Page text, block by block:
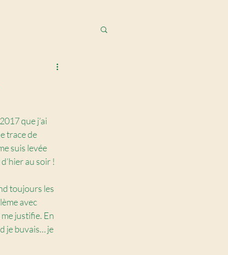
que j’ai
trace de
suis levée
au soir !
toujours les
avec
justifie. En
je buvais… je